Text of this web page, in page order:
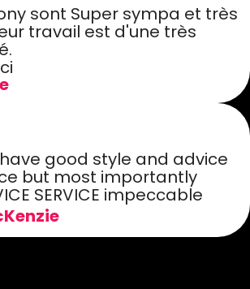
sont Super sympa et très
travail est d'une très
good style and advice
but most importantly
SERVICE impeccable